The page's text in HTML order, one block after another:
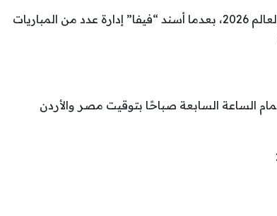
ويواصل التحكيم المصري حضوره اللافت في بطولة كأس العالم 2026، بعدما أسند “فيفا” إدارة عدد من المباريات
والنمسا يوم الأربعاء 17 يونيو 2026، في تمام الساعة السابعة صباحًا بتوقيت مصر والأردن